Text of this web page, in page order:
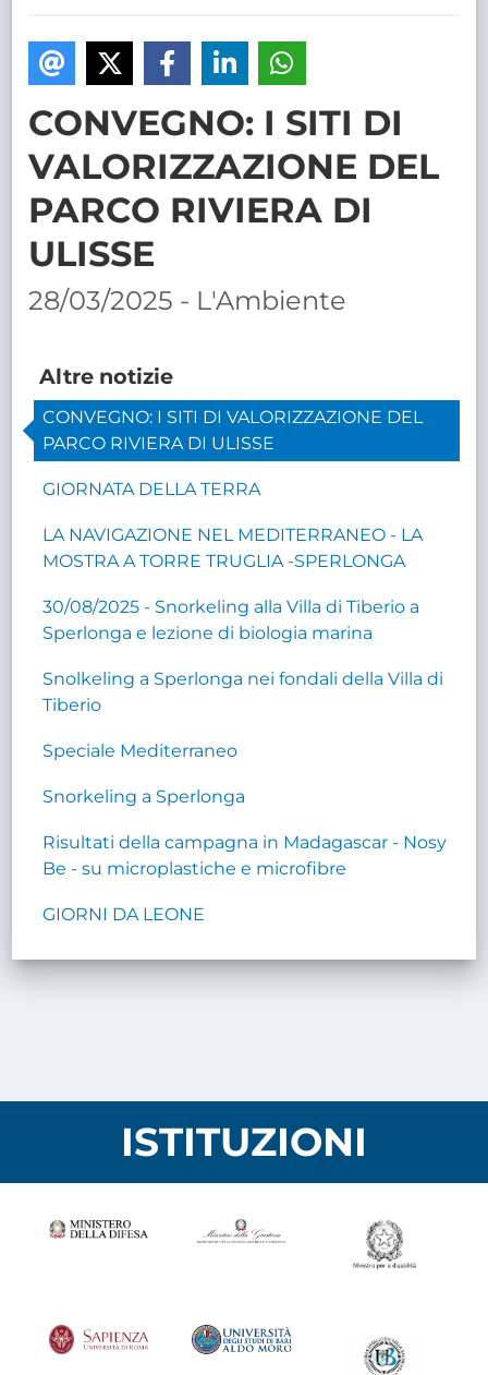
CONVEGNO: I SITI DI
VALORIZZAZIONE DEL
PARCO RIVIERA DI
ULISSE
28/03/2025 - L'Ambiente
Altre notizie
CONVEGNO: I SITI DI VALORIZZAZIONE DEL
PARCO RIVIERA DI ULISSE
GIORNATA DELLA TERRA
LA NAVIGAZIONE NEL MEDITERRANEO - LA
MOSTRA A TORRE TRUGLIA -SPERLONGA
30/08/2025 - Snorkeling alla Villa di Tiberio a
Sperlonga e lezione di biologia marina
Snolkeling a Sperlonga nei fondali della Villa di
Tiberio
Speciale Mediterraneo
Snorkeling a Sperlonga
Risultati della campagna in Madagascar - Nosy
Be - su microplastiche e microfibre
GIORNI DA LEONE
ISTITUZIONI